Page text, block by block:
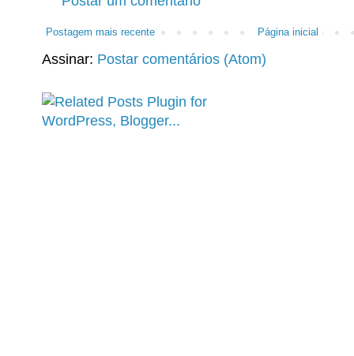
Postagem mais recente Página inicial
Assinar: Postar comentários (Atom)